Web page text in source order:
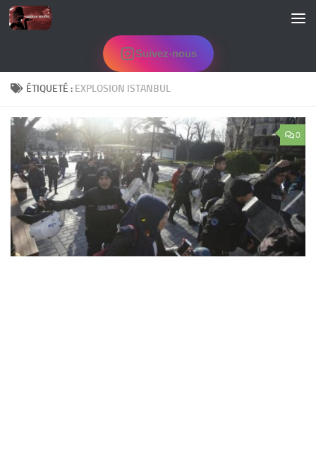
Skip to content
Suivez-nous
ÉTIQUETÉ : EXPLOSION ISTANBUL
0